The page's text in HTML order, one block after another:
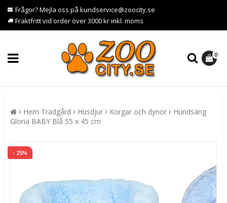
Frågor? Mejla oss på kundservice@zoocity.se
Fraktfritt vid order över 3000 kr inkl. moms
0
Hem Trädgård Husdjur Korgar och dynor
Hundsäng
Gloria BABY Blå 55 x 45 cm
- 25%